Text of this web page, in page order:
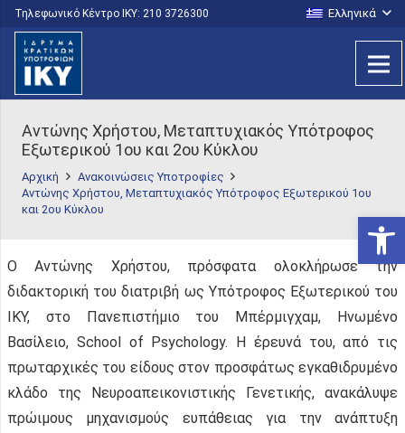
Τηλεφωνικό Κέντρο IKY: 210 3726300 Ελληνικά
Αντώνης Χρήστου, Μεταπτυχιακός Υπότροφος
Εξωτερικού 1ου και 2ου Κύκλου
Αρχική
Ανακοινώσεις Υποτροφίες
Αντώνης Χρήστου, Μεταπτυχιακός Υπότροφος Εξωτερικού 1ου
και 2ου Κύκλου
Ο Αντώνης Χρήστου, πρόσφατα ολοκλήρωσε την
διδακτορική του διατριβή ως Υπότροφος Εξωτερικού του
IKY, στο Πανεπιστήμιο του Μπέρμιγχαμ, Ηνωμένο
Βασίλειο, School of Psychology. H έρευνά του, από τις
πρωταρχικές του είδους στον προσφάτως εγκαθιδρυμένο
κλάδο της Νευροαπεικονιστικής Γενετικής, ανακάλυψε
πρώιμους μηχανισμούς ευπάθειας για την ανάπτυξη